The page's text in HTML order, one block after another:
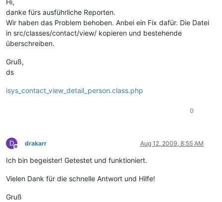
Hi,
danke fürs ausführliche Reporten.
Wir haben das Problem behoben. Anbei ein Fix dafür. Die Datei
in src/classes/contact/view/ kopieren und bestehende
überschreiben.
Gruß,
ds
isys_contact_view_detail_person.class.php
0
D
Offline
drakarr Aug 12, 2009, 8:55 AM
Ich bin begeister! Getestet und funktioniert.
Vielen Dank für die schnelle Antwort und Hilfe!
Gruß